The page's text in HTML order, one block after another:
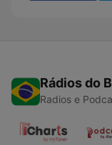
Rádios do
Radios e